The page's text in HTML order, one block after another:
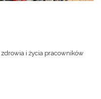
i życia pracowników